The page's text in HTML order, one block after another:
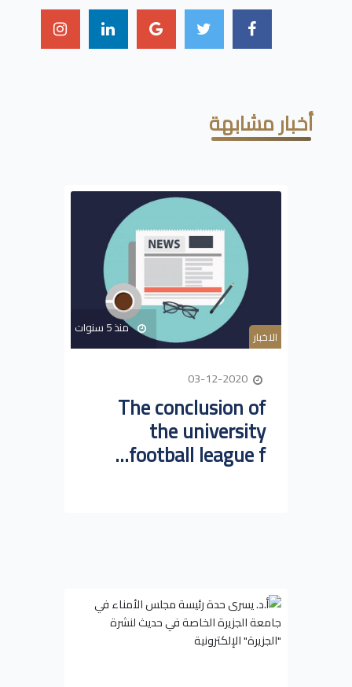
أخبار مشابهة
الاخبار منذ 5 سنوات
The conclusion of
the university
football league f...